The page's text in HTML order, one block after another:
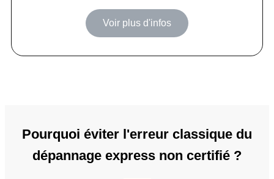
Voir plus d'infos
Pourquoi éviter l'erreur classique du
dépannage express non certifié ?